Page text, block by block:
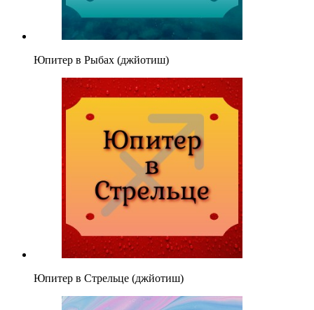
Юпитер в Рыбах (джйотиш)
Юпитер в Стрельце (джйотиш)